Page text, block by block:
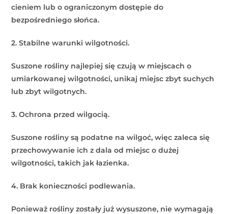
cieniem lub o ograniczonym dostępie do
bezpośredniego słońca.
2. Stabilne warunki wilgotności.
Suszone rośliny najlepiej się czują w miejscach o
umiarkowanej wilgotności, unikaj miejsc zbyt suchych
lub zbyt wilgotnych.
3. Ochrona przed wilgocią.
Suszone rośliny są podatne na wilgoć, więc zaleca się
przechowywanie ich z dala od miejsc o dużej
wilgotności, takich jak łazienka.
4. Brak konieczności podlewania.
Ponieważ rośliny zostały już wysuszone, nie wymagają